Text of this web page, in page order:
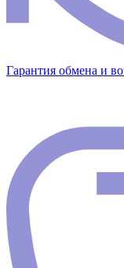
Гарантия обмена и